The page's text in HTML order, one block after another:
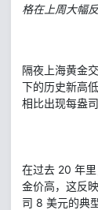
格在上周大幅
隔夜上海黄金
下的历史新高
相比出现每盎
在过去 20 年
金价高，这反
司 8 美元的典